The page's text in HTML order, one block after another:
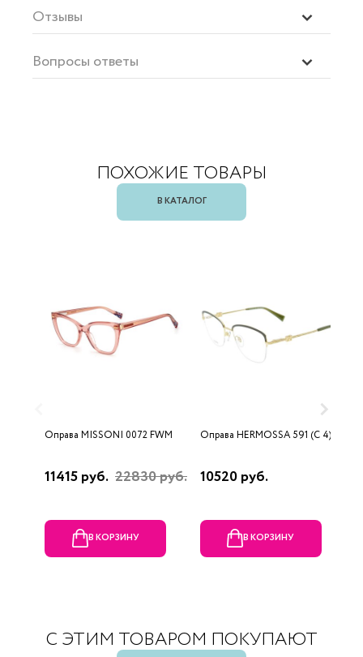
Отзывы
Вопросы ответы
ПОХОЖИЕ ТОВАРЫ
В КАТАЛОГ
Оправа MISSONI 0072 FWM
11415 руб. 22830 руб.
В КОРЗИНУ
Оправа HERMOSSA 591 (C 4)
10520 руб.
В КОРЗИНУ
С ЭТИМ ТОВАРОМ ПОКУПАЮТ